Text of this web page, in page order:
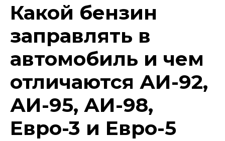
Какой бензин
заправлять в
автомобиль и чем
отличаются АИ-92,
АИ-95, АИ-98,
Евро-3 и Евро-5